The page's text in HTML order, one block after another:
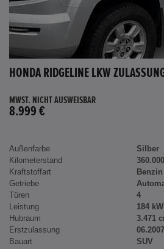
HONDA RIDGELINE LKW
MWST. NICHT AUSWEISBAR
8.999 €
Außenfarbe
Silber
Kilometerstand
Kraftstoffart
Benzin
Getriebe
Türen
4
Leistung
184
Hubraum
3.471
Erstzulassung
06.2007
Bauart
SUV